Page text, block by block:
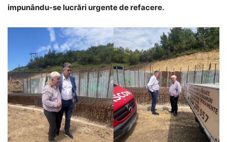
impunându-se lucrări urgente de refacere.